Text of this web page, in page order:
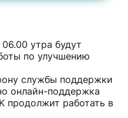
утра будут
по улучшению
службы поддержки
онлайн-поддержка
продолжит работать в